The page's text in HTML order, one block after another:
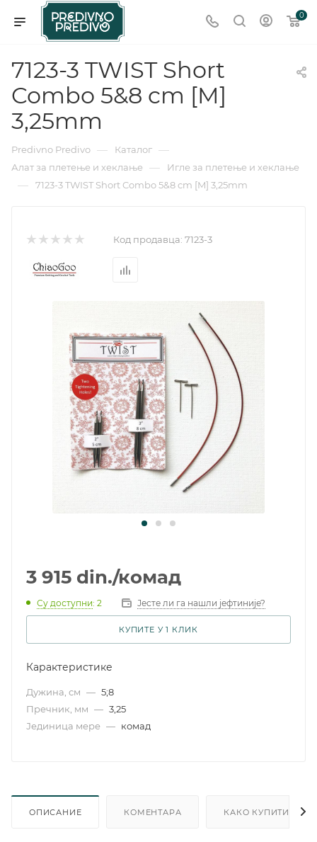
0
7123-3 TWIST Short
Combo 5&8 cm [M]
3,25mm
Predivno Predivo — Каталог —
Алат за плетење и хеклање — Игле за плетење и хеклање
— 7123-3 TWIST Short Combo 5&8 cm [M] 3,25mm
Код продавца: 7123-3
3 915 din./комад
Су доступни: 2 Јесте ли га нашли јефтиније?
КУПИТЕ У 1 КЛИК
Карактеристике
Дужина, см — 5;8
Пречник, мм — 3,25
Јединица мере — комад
ОПИСАНИЕ КОМЕНТАРА КАКО КУПИТИ